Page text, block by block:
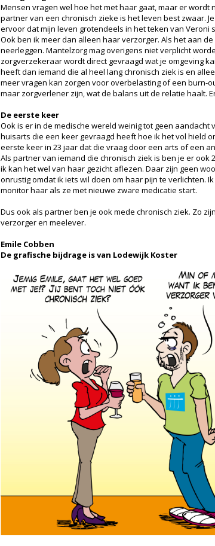
Mensen vragen wel hoe het met haar gaat, maar er
partner van een chronisch zieke is het leven best zwaar.
ervoor dat mijn leven grotendeels in het teken van Veroni
Ook ben ik meer dan alleen haar verzorger. Als het aan
neerleggen. Mantelzorg mag overigens niet verplicht
zorgverzekeraar wordt direct gevraagd wat je omgeving
heeft dan iemand die al heel lang chronisch ziek is en
meer vragen kan zorgen voor overbelasting of een burn-
maar zorgverlener zijn, wat de balans uit de relatie haalt.
De eerste keer
Ook is er in de medische wereld weinig tot geen
huisarts die een keer gevraagd heeft hoe ik het vol hield
eerste keer in 23 jaar dat die vraag door een arts of een
Als partner van iemand die chronisch ziek is ben je er
ik kan het wel van haar gezicht aflezen. Daar zijn geen
onrustig omdat ik iets wil doen om haar pijn te verlichten.
monitor haar als ze met nieuwe zware medicatie start.
Dus ook als partner ben je ook mede chronisch ziek. Zo
verzorger en meelever.
Emile Cobben
De grafische bijdrage is van Lodewijk Koster